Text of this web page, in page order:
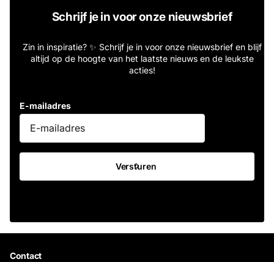
Schrijf je in voor onze nieuwsbrief
Zin in inspiratie? ✨ Schrijf je in voor onze nieuwsbrief en blijf
altijd op de hoogte van het laatste nieuws en de leukste
acties!
E-mailadres
Versturen
Contact